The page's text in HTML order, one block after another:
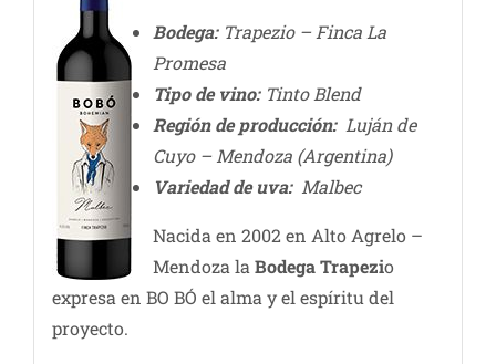
Bodega: Trapezio – Finca La
Promesa
Tipo de vino:Tinto Blend
Región de producción:Luján de
Cuyo – Mendoza (Argentina)
Variedad de uva:Malbec
Nacida en 2002 en Alto Agrelo –
Mendoza la Bodega Trapezio
expresa en BO BÓ el alma y el espíritu del
proyecto.